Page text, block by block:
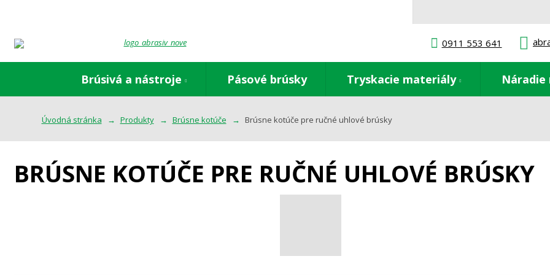
0911 553 641
Brúsivá a nástroje Pásové brúsky Tryskacie materiály Náradie
Úvodná stránka Produkty Brúsne kotúče Brúsne kotúče pre ručné uhlové brúsky
BRÚSNE KOTÚČE PRE RUČNÉ UHLOVÉ BRÚSKY